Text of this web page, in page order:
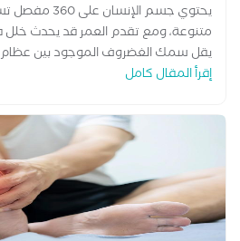
يحتوي جسم
متنوعة، ومع تقدم العمر قد يحدث
يقل سمك الغضروف الموجود بين عظام
إقرأ المقال كامل